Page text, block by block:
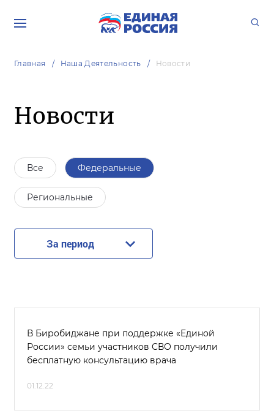
Главная Наша Деятельность Новости
Новости
Все Федеральные
Региональные
За период
В Биробиджане при поддержке «Единой
России» семьи участников СВО получили
бесплатную консультацию врача
01.12.22